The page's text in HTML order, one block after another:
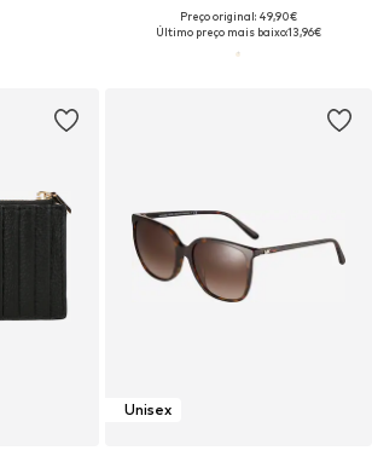
Preço original: 49,90€
Último preço mais baixo:13,96€
Unisex